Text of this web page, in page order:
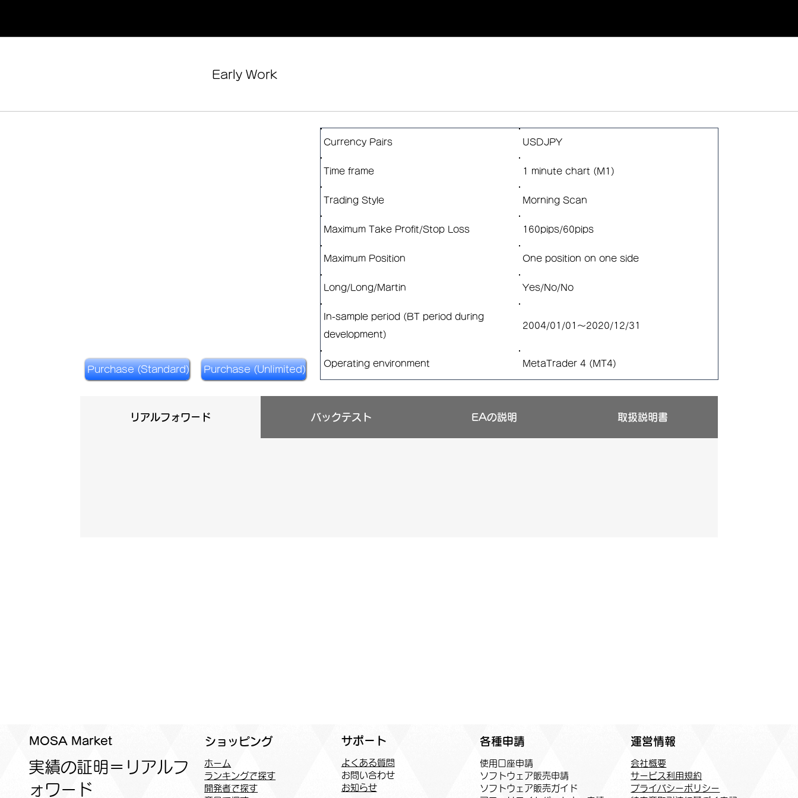
Early Work
Currency Pairs USDJPY
Time frame 1 minute chart (M1)
Trading Style Morning Scan
Maximum Take Profit/Stop Loss 160pips/60pips
Maximum Position One position on one side
Long/Long/Martin Yes/No/No
In-sample period (BT period during
development)
2004/01/01～2020/12/31
Operating environment MetaTrader 4 (MT4)
Purchase (Standard) Purchase (Unlimited)
リアルフォワード バックテスト EAの説明 取扱説明書
MOSA Market
実績の証明＝リアルフ
ォワード
ショッピング
ホーム
ランキングで探す
開発者で探す
サポート
よくある質問
お問い合わせ
お知らせ
各種申請
​使用口座申請
ソフトウェア販売申請
ソフトウェア販売ガイド
運営情報
会社概要
サービス利用規約
プライバシーポリシー